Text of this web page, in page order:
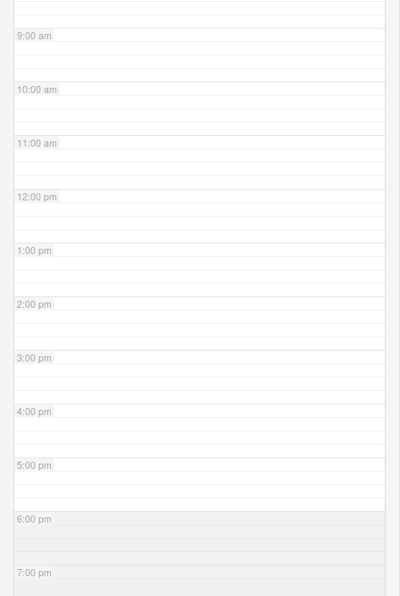
9:00 am
10:00 am
11:00 am
12:00 pm
1:00 pm
2:00 pm
3:00 pm
4:00 pm
5:00 pm
6:00 pm
7:00 pm